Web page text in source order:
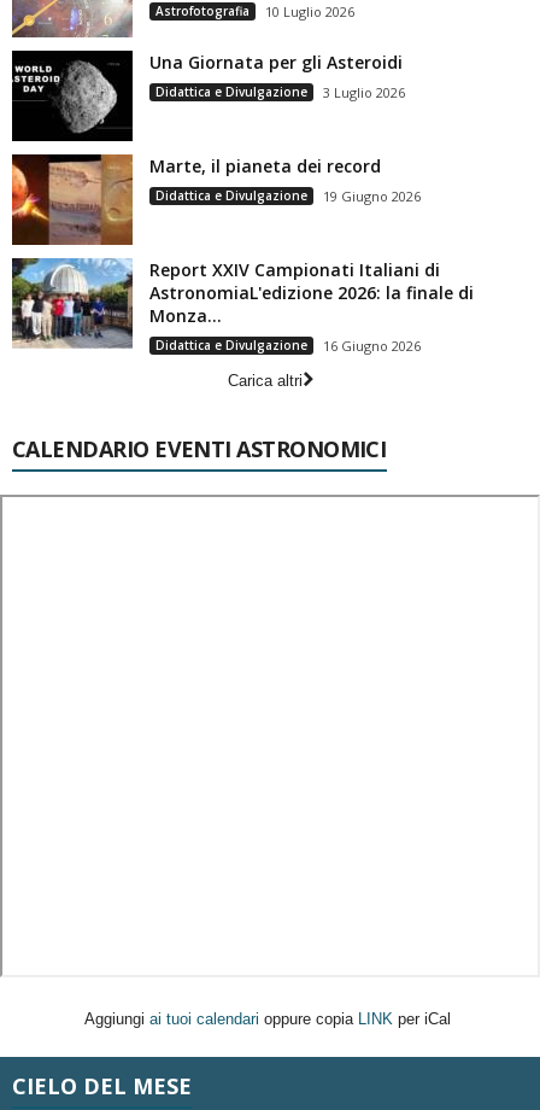
Astrofotografia 10 Luglio 2026
Una Giornata per gli Asteroidi
Didattica e Divulgazione 3 Luglio 2026
Marte, il pianeta dei record
Didattica e Divulgazione 19 Giugno 2026
Report XXIV Campionati Italiani di
AstronomiaL'edizione 2026: la finale di
Monza...
Didattica e Divulgazione
16 Giugno 2026
Carica altri
CALENDARIO EVENTI ASTRONOMICI
Aggiungi ai tuoi calendari oppure copia LINK per iCal
CIELO DEL MESE